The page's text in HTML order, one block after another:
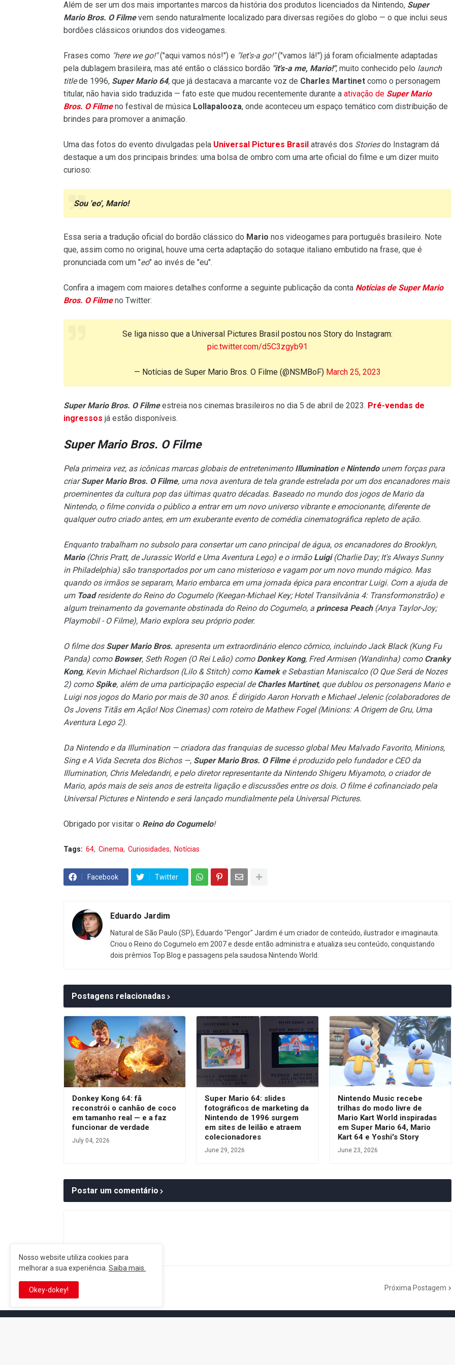
Além de ser um dos mais importantes marcos da história dos produtos licenciados da Nintendo, Super
Mario Bros. O Filmevem sendo naturalmente localizado para diversas regiões do globo — o que inclui seus
bordões clássicos oriundos dos videogames.
Frases como "here we go!"("aqui vamos nós!") e "let's-a go!"("vamos lá!") já foram oficialmente adaptadas
pela dublagem brasileira, mas até então o clássico bordão "it's-a me, Mario!", muito conhecido pelo launch
titlede 1996, Super Mario 64, que já destacava a marcante voz de Charles Martinet como o personagem
titular, não havia sido traduzida — fato este que mudou recentemente durante a ativação de Super Mario
Bros. O Filmeno festival de música Lollapalooza, onde aconteceu um espaço temático com distribuição de
brindes para promover a animação.
Uma das fotos do evento divulgadas pela Universal Pictures Brasil através dos Storiesdo Instagram dá
destaque a um dos principais brindes: uma bolsa de ombro com uma arte oficial do filme e um dizer muito
curioso:
Sou 'eo', Mario!
Essa seria a tradução oficial do bordão clássico do Mario nos videogames para português brasileiro. Note
que, assim como no original, houve uma certa adaptação do sotaque italiano embutido na frase, que é
pronunciada com um "eo" ao invés de "eu".
Confira a imagem com maiores detalhes conforme a seguinte publicação da conta Notícias de Super Mario
Bros. O Filmeno Twitter:
Se liga nisso que a Universal Pictures Brasil postou nos Story do Instagram:
pic.twitter.com/d5C3zgyb91
— Notícias de Super Mario Bros. O Filme (@NSMBoF) March 25, 2023
Super Mario Bros. O Filmeestreia nos cinemas brasileiros no dia 5 de abril de 2023. Pré-vendas de
ingressos já estão disponíveis.
Super Mario Bros. O Filme
Pela primeira vez, as icônicas marcas globais de entretenimento Illumination eNintendo unem forças para
criarSuper Mario Bros. O Filme, uma nova aventura de tela grande estrelada por um dos encanadores mais
proeminentes da cultura pop das últimas quatro décadas. Baseado no mundo dos jogos de Mario da
Nintendo, o filme convida o público a entrar em um novo universo vibrante e emocionante, diferente de
qualquer outro criado antes, em um exuberante evento de comédia cinematográfica repleto de ação.
Enquanto trabalham no subsolo para consertar um cano principal de água, os encanadores do Brooklyn,
Mario(Chris Pratt, de Jurassic World e Uma Aventura Lego) e o irmão Luigi(Charlie Day; It's Always Sunny
in Philadelphia) são transportados por um cano misterioso e vagam por um novo mundo mágico. Mas
quando os irmãos se separam, Mario embarca em uma jornada épica para encontrar Luigi. Com a ajuda de
um Toadresidente do Reino do Cogumelo (Keegan-Michael Key; Hotel Transilvânia 4: Transformonstrão) e
algum treinamento da governante obstinada do Reino do Cogumelo, a princesa Peach (Anya Taylor-Joy;
Playmobil - O Filme), Mario explora seu próprio poder.
O filme dos Super Mario Bros. apresenta um extraordinário elenco cômico, incluindo Jack Black (Kung Fu
Panda) como Bowser, Seth Rogen (O Rei Leão) como Donkey Kong, Fred Armisen (Wandinha) como Cranky
Kong, Kevin Michael Richardson (Lilo & Stitch) como Kameke Sebastian Maniscalco (O Que Será de Nozes
2) como Spike, além de uma participação especial deCharles Martinet, que dublou os personagens Mario e
Luigi nos jogos do Mario por mais de 30 anos. É dirigido Aaron Horvath e Michael Jelenic (colaboradores de
Os Jovens Titãs em Ação! Nos Cinemas) com roteiro de Mathew Fogel (Minions: A Origem de Gru, Uma
Aventura Lego 2).
Da Nintendo e da Illumination — criadora das franquias de sucesso global Meu Malvado Favorito, Minions,
Sing e A Vida Secreta dos Bichos —, Super Mario Bros. O Filme é produzido pelo fundador e CEO da
Illumination, Chris Meledandri, e pelo diretor representante da Nintendo Shigeru Miyamoto, o criador de
Mario, após mais de seis anos de estreita ligação e discussões entre os dois. O filme é cofinanciado pela
Universal Pictures e Nintendo e será lançado mundialmente pela Universal Pictures.
Obrigado por visitar o Reino do Cogumelo!
Tags: 64 Cinema Curiosidades Notícias
Facebook Twitter
Eduardo Jardim
Natural de São Paulo (SP), Eduardo "Pengor" Jardim é um criador de conteúdo, ilustrador e imaginauta.
Criou o Reino do Cogumelo em 2007 e desde então administra e atualiza seu conteúdo, conquistando
dois prêmios Top Blog e passagens pela saudosa Nintendo World.
Postagens relacionadas
Donkey Kong 64: fã
reconstrói o canhão de coco
em tamanho real — e a faz
funcionar de verdade
July 04, 2026
Super Mario 64: slides
fotográficos de marketing da
Nintendo de 1996 surgem
em sites de leilão e atraem
colecionadores
June 29, 2026
Nintendo Music recebe
trilhas do modo livre de
Mario Kart World inspiradas
em Super Mario 64, Mario
Kart 64 e Yoshi's Story
June 23, 2026
Postar um comentário
Próxima Postagem
Nosso website utiliza cookies para
melhorar a sua experiência. Saiba mais.
Okey-dokey!